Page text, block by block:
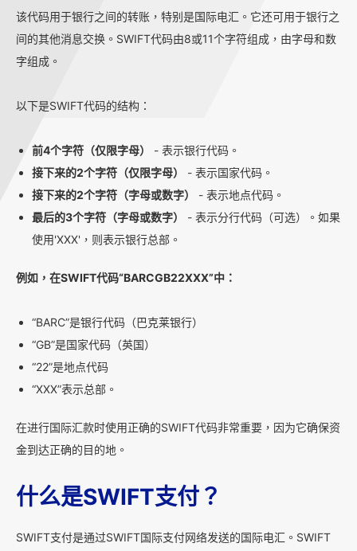
该代码用于银行之间的转账，特别是国际电汇。它还可用于银行之
间的其他消息交换。SWIFT代码由8或11个字符组成，由字母和数
字组成。
以下是SWIFT代码的结构：
前4个字符（仅限字母）
- 表示银行代码。
接下来的2个字符（仅限字母）
- 表示国家代码。
接下来的2个字符（字母或数字）
- 表示地点代码。
最后的3个字符（字母或数字）
- 表示分行代码（可选）。如果
使用'XXX'，则表示银行总部。
例如，在SWIFT代码“BARCGB22XXX”中：
“BARC”是银行代码（巴克莱银行）
“GB”是国家代码（英国）
“22”是地点代码
“XXX”表示总部。
在进行国际汇款时使用正确的SWIFT代码非常重要，因为它确保资
金到达正确的目的地。
什么是SWIFT支付？
SWIFT支付是通过SWIFT国际支付网络发送的国际电汇。SWIFT